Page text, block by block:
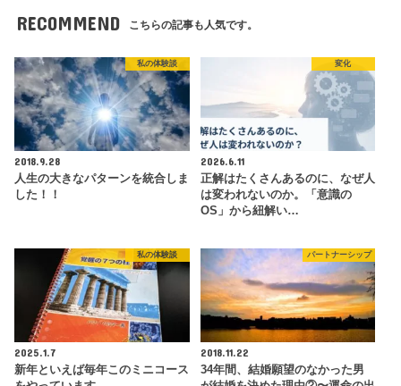
RECOMMEND こちらの記事も人気です。
私の体験談
2018.9.28
人生の大きなパターンを統合しま
した！！
変化
2026.6.11
正解はたくさんあるのに、なぜ人
は変われないのか。「意識の
OS」から紐解い…
私の体験談
2025.1.7
新年といえば毎年このミニコース
パートナーシップ
2018.11.22
34年間、結婚願望のなかった男